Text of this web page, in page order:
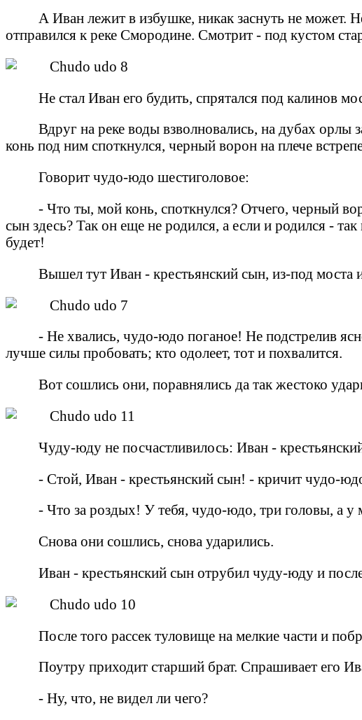
А Иван лежит в избушке, никак заснуть не может.
отправился к реке Смородине. Смотрит - под кустом
Не стал Иван его будить, спрятался под калинов
Вдруг на реке воды взволновались, на дубах
конь под ним споткнулся, черный ворон на плече
Говорит чудо-юдо шестиголовое:
- Что ты, мой конь, споткнулся? Отчего, черный
сын здесь? Так он еще не родился, а если и родился -
будет!
Вышел тут Иван - крестьянский сын, из-под моста
- Не хвались, чудо-юдо поганое! Не подстрелив
лучше силы пробовать; кто одолеет, тот и похвалится.
Вот сошлись они, поравнялись да так жестоко
Чуду-юду не посчастливилось: Иван -
- Стой, Иван - крестьянский сын! - кричит чудо-
- Что за роздых! У тебя, чудо-юдо, три головы, а у
Снова они сошлись, снова ударились.
Иван - крестьянский сын отрубил чуду-юду и
После того рассек туловище на мелкие части и
Поутру приходит старший брат. Спрашивает его
- Ну, что, не видел ли чего?